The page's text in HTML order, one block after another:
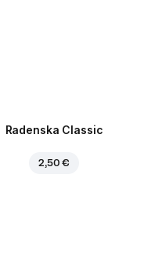
Radenska Classic
2,50 €